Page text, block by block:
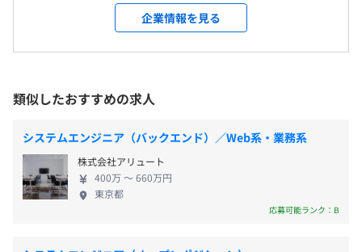
プロジェクトごとに選択
Terraform
JR／東京メトロ銀座線 神田駅 徒歩7分
東京メトロ千代田線 新御茶ノ水駅 徒歩7分
東京メトロ丸の内線 淡路町駅 徒歩6分
■1日の標準労働時間：8時間
■完全週休2日制（土・日）
■国民の祝日
■年次有給休暇
■その他の休暇（慶弔、GW、夏季、年末年始など）
企業情報を見る
類似したおすすめの求人
システムエンジニア（バックエンド）／Web系・業務系
株式会社アリュート
400万 〜 660万円
東京都
応募可能ランク：B